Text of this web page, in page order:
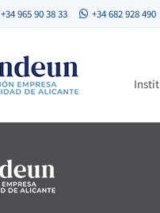
+34 965 90 38 33 +34 682 928 490